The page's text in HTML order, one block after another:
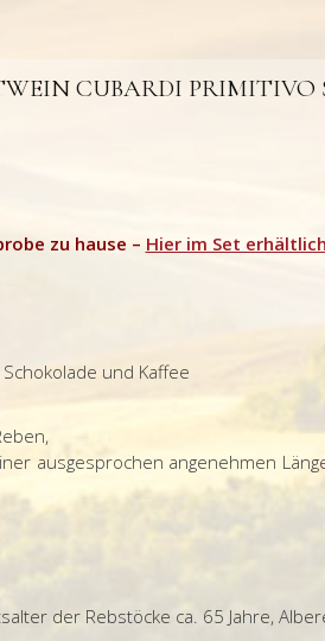
CUBARDI PRIMITIVO
zu hause – Hier im Set erhältlich
und Kaffee
ausgesprochen angenehmen
der Rebstöcke ca. 65 Jahre,